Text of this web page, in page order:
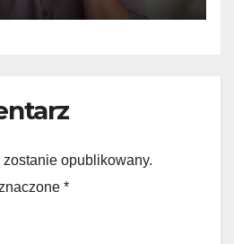
opublikowany.
*